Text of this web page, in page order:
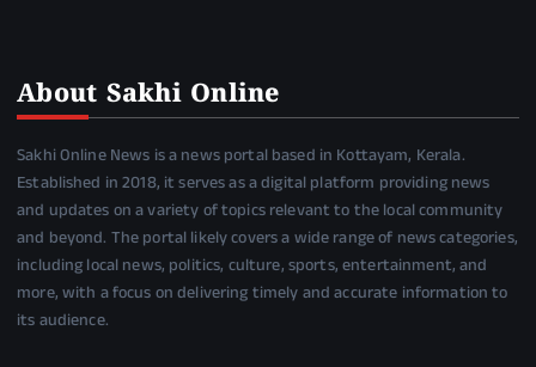
About Sakhi Online
Sakhi Online News is a news portal based in Kottayam, Kerala.
Established in 2018, it serves as a digital platform providing news
and updates on a variety of topics relevant to the local community
and beyond. The portal likely covers a wide range of news categories,
including local news, politics, culture, sports, entertainment, and
more, with a focus on delivering timely and accurate information to
its audience.